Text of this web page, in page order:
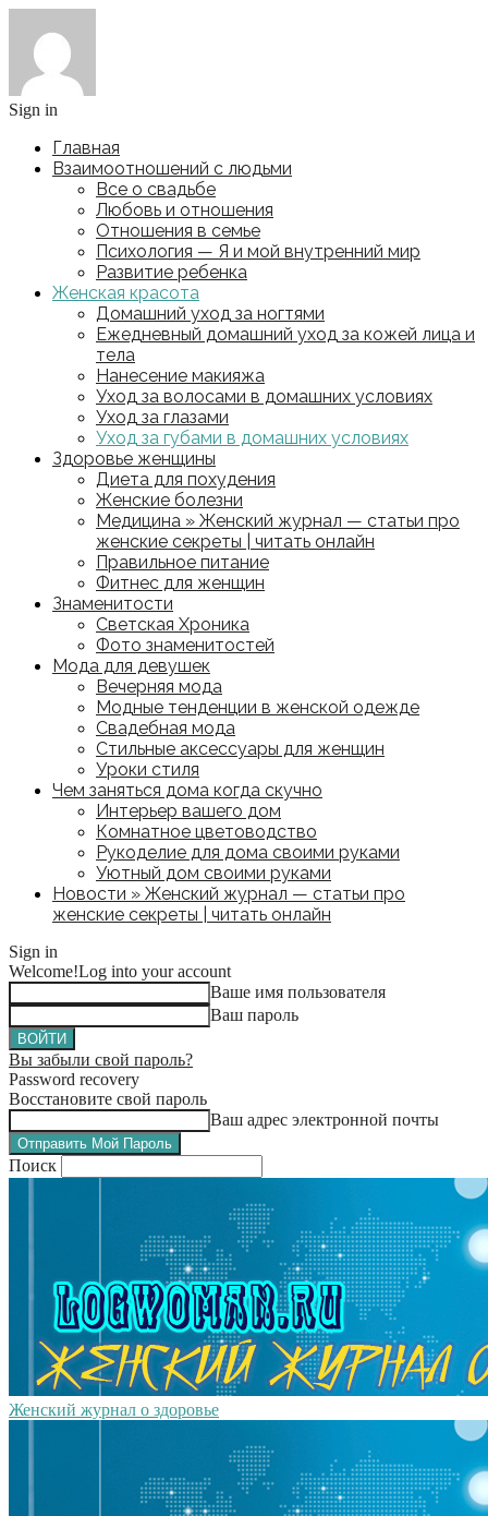
Sign in
Главная
Взаимоотношений с людьми
Все о свадьбе
Любовь и отношения
Отношения в семье
Психология — Я и мой внутренний мир
Развитие ребенка
Женская красота
Домашний уход за ногтями
Ежедневный домашний уход за кожей лица и
тела
Нанесение макияжа
Уход за волосами в домашних условиях
Уход за глазами
Уход за губами в домашних условиях
Здоровье женщины
Диета для похудения
Женские болезни
Медицина » Женский журнал — статьи про
женские секреты | читать онлайн
Правильное питание
Фитнес для женщин
Знаменитости
Светская Хроника
Фото знаменитостей
Мода для девушек
Вечерняя мода
Модные тенденции в женской одежде
Свадебная мода
Стильные аксессуары для женщин
Уроки стиля
Чем заняться дома когда скучно
Интерьер вашего дом
Комнатное цветоводство
Рукоделие для дома своими руками
Уютный дом своими руками
Новости » Женский журнал — статьи про
женские секреты | читать онлайн
Sign in
Welcome!Log into your account
Ваше имя пользователя
Ваш пароль
Вы забыли свой пароль?
Password recovery
Восстановите свой пароль
Ваш адрес электронной почты
Поиск
Женский журнал о здоровье